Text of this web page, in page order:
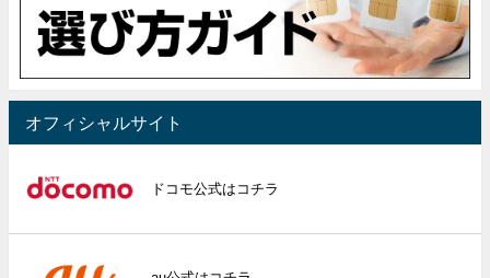
オフィシャルサイト
ドコモ公式はコチラ